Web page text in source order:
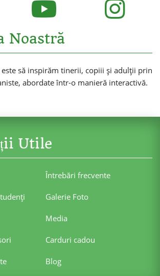
Noastră
să inspirăm tinerii, copiii și adulții prin
abordate într-o manieră interactivă.
Utile
Întrebări frecvente
Galerie Foto
Media
Carduri cadou
Blog